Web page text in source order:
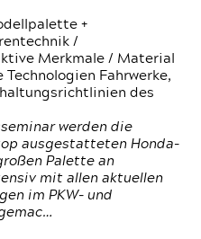
+
/
Merkmale / Material
Fahrwerke,
des
werden die
ausgestatteten Honda-
Palette an
mit allen aktuellen
im PKW- und